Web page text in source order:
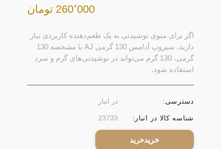
260٬000 تومان
اگر برای منوی نوشیدنی به یک طعم‌دهنده کاربردی نیاز
دارید، سیروپ آدامس 130 گرمی AJ با مشخصه 130
گرمی، 130 گرم می‌تواند در نوشیدنی‌های گرم و سرد
استفاده شود.
دسترسی: در انبار
شناسه کالا در انبار: 23733
خرید